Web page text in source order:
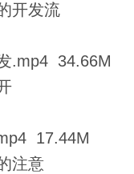
开发流
.mp4 34.66M
17.44M
注意